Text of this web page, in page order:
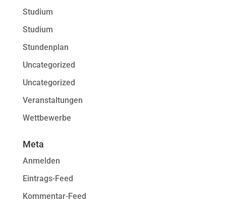
Studium
Studium
Stundenplan
Uncategorized
Uncategorized
Veranstaltungen
Wettbewerbe
Meta
Anmelden
Eintrags-Feed
Kommentar-Feed